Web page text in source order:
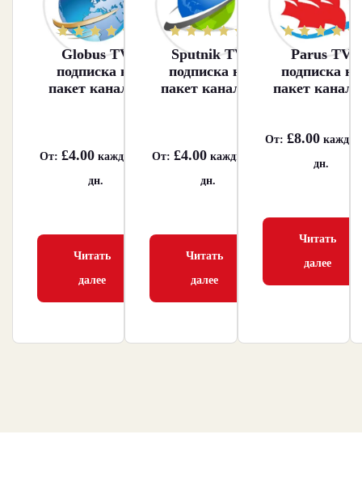
4.67
из 5
Globus TV
подписка на
пакет каналов
От: £4.00 каждые 30
дн.
Читать
далее
Оценка
4.84
из 5
Sputnik TV
подписка на
пакет каналов
От:£4.00 каждые 30
дн.
Читать
далее
4.85
из 5
Parus TV
подписка на
пакет
От: £8.00
дн.
Читать
далее